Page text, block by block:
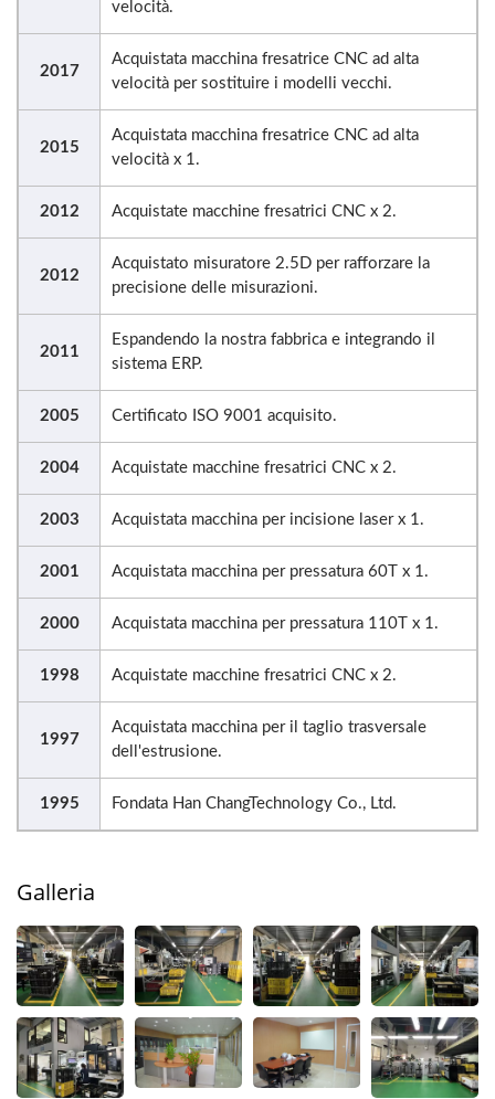
velocità.
2017
Acquistata macchina fresatrice CNC ad alta
velocità per sostituire i modelli vecchi.
2015
Acquistata macchina fresatrice CNC ad alta
velocità x 1.
2012 Acquistate macchine fresatrici CNC x 2.
2012
Acquistato misuratore 2.5D per rafforzare la
precisione delle misurazioni.
2011
Espandendo la nostra fabbrica e integrando il
sistema ERP.
2005 Certificato ISO 9001 acquisito.
2004 Acquistate macchine fresatrici CNC x 2.
2003 Acquistata macchina per incisione laser x 1.
2001 Acquistata macchina per pressatura 60T x 1.
2000 Acquistata macchina per pressatura 110T x 1.
1998 Acquistate macchine fresatrici CNC x 2.
1997
Acquistata macchina per il taglio trasversale
dell'estrusione.
1995 Fondata Han ChangTechnology Co., Ltd.
Galleria